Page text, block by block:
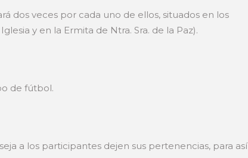
dos veces por cada uno de ellos, situados en los
y en la Ermita de Ntra. Sra. de la Paz).
de fútbol.
a los participantes dejen sus pertenencias, para así